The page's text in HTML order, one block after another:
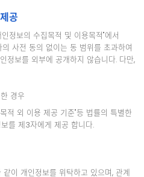
공
정보의 수집목적 및 이용목적"에서
사전 동의 없이는 동 범위를 초과하여
정보를 외부에 공개하지 않습니다. 다만,
경우
적 외 이용 제공 기준"등 법률의 특별한
를 제3자에게 제공 합니다.
이 개인정보를 위탁하고 있으며, 관계